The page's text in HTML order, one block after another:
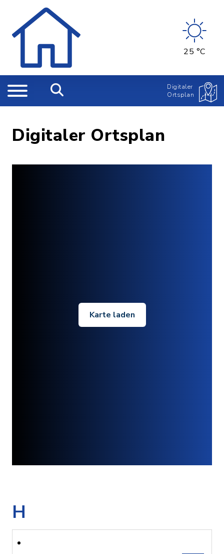
25 °C
Digitaler
Ortsplan
Digitaler Ortsplan
Karte laden
H